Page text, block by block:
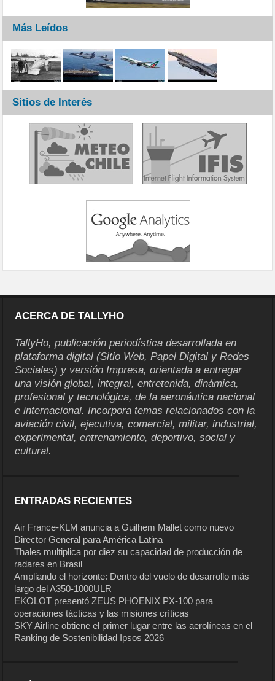
Más Leídos
Sitios de Interés
ACERCA DE TALLYHO
TallyHo, publicación periodística desarrollada en
plataforma digital (Sitio Web, Papel Digital y Redes
Sociales) y versión Impresa, orientada a entregar
una visión global, integral, entretenida, dinámica,
profesional y tecnológica, de la aeronáutica nacional
e internacional. Incorpora temas relacionados con la
aviación civil, ejecutiva, comercial, militar, industrial,
experimental, entrenamiento, deportivo, social y
cultural.
ENTRADAS RECIENTES
Air France-KLM anuncia a Guilhem Mallet como nuevo
Director General para América Latina
Thales multiplica por diez su capacidad de producción de
radares en Brasil
Ampliando el horizonte: Dentro del vuelo de desarrollo más
largo del A350-1000ULR
EKOLOT presentó ZEUS PHOENIX PX-100 para
operaciones tácticas y las misiones críticas
SKY Airline obtiene el primer lugar entre las aerolíneas en el
Ranking de Sostenibilidad Ipsos 2026